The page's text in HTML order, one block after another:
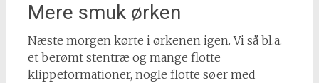
Mere smuk ørken
Næste morgen kørte i ørkenen igen. Vi så bl.a.
et berømt stentræ og mange flotte
klippeformationer, nogle flotte søer med